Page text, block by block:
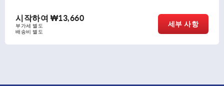
시작하여 ₩13,660
부가세 별도
배송비 별도
세부 사항